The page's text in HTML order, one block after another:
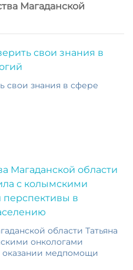
Магаданской
свои знания в сфере
области Татьяна
онкологами
медпомощи